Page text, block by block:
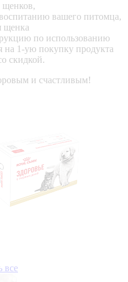
щенков,
вашего питомца,
щенка
по использованию
на 1-ую покупку продукта
скидкой.
и счастливым!
все